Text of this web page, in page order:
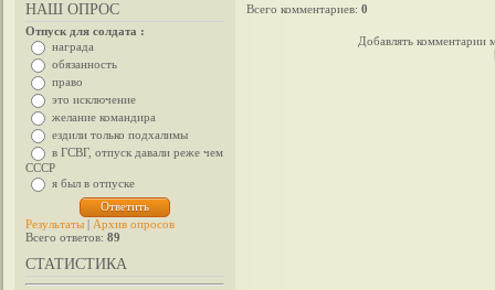
НАШ ОПРОС
Отпуск для солдата :
награда
обязанность
право
это исключение
желание командира
ездили только подхалимы
в ГСВГ, отпуск давали реже чем
СССР
я был в отпуске
Результаты | Архив опросов
Всего ответов: 89
СТАТИСТИКА
Всего комментариев: 0
Добавлять комментарии